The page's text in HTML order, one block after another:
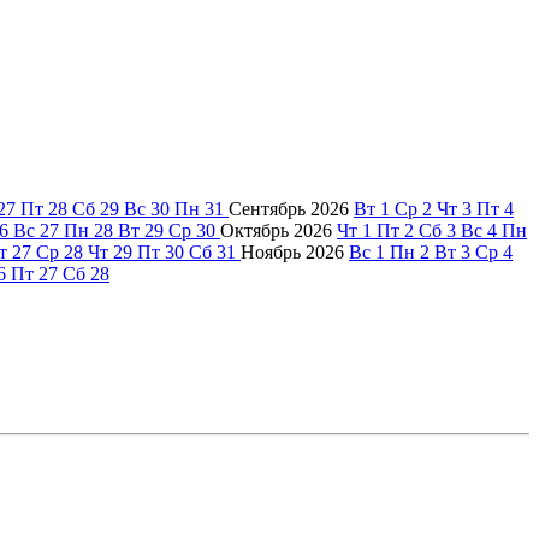
Пт 28 Сб 29 Вс 30 Пн 31 Сентябрь 2026 Вт 1 Ср 2 Чт 3 Пт 4
Вс 27 Пн 28 Вт 29 Ср 30 Октябрь 2026 Чт 1 Пт 2 Сб 3 Вс 4 Пн
27 Ср 28 Чт 29 Пт 30 Сб 31 Ноябрь 2026 Вс 1 Пн 2 Вт 3 Ср 4
Пт 27 Сб 28